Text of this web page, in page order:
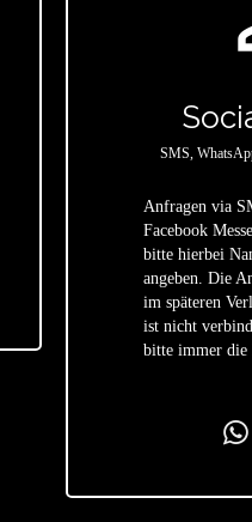
SMS,
Anfragen via
Facebook
bitte hierbei
angeben. Die
im späteren
ist nicht
bitte immer die